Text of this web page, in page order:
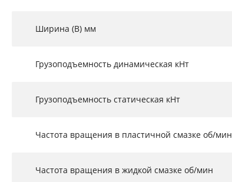
Ширина (B) мм
Грузоподъемность динамическая кНт
Грузоподъемность статическая кНт
Частота вращения в пластичной смазке об/мин
Частота вращения в жидкой смазке об/мин